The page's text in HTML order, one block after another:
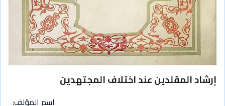
إرشاد المقلدين عند اختلاف المجتهدين
اسم المؤلف